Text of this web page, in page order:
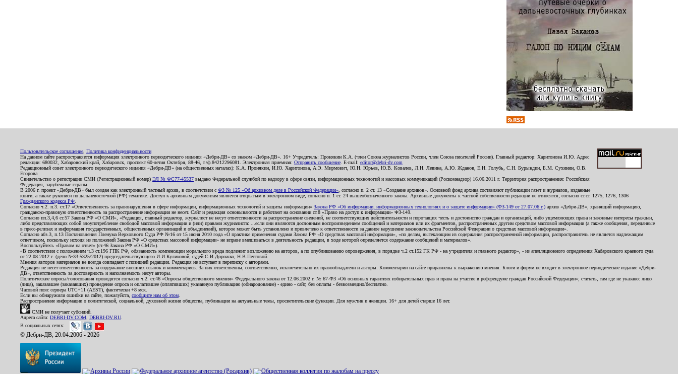
Пользовательское соглашение Политика конфиденциальности
На данном сайте распространяется информация электронного периодического издания «Дебри-ДВ» со знаком «Дебри-ДВ». 16+ Учредитель: Пронякин К.А. (член Союза журналистов России, член Союза писателей России). Главный редактор: Харитонова И.Ю. Адрес
редакции: 680032, Хабаровский край, Хабаровск, проспект 60-летия Октября, 88-46, т./ф.84212296081. Электронная приемная: Отправить сообщение . E-mail: editor@debri-dv.com
Редакционный совет электронного периодического издания «Дебри-ДВ» (на общественных началах): К.А. Пронякин, И.Ю. Харитонова, А.Э. Мирмович, Ю.Н. Юрьев, Ю.В. Ковалев, Л.Н. Левина, А.Ю. Жданов, Е.Н. Голубь, С.Н. Бурындин, Б.М. Сухинин, О.В.
Егорова
Свидетельство о регистрации СМИ (Регистрационный номер) ЭЛ № ФС77-45537 выдано Федеральной службой по надзору в сфере связи, информационных технологий и массовых коммуникаций (Роскомнадзор) 16.06.2011 г. Территория распространения: Российская
Федерация, зарубежные страны.
В 2006 г. проект «Дебри-ДВ» был создан как электронный частный архив, в соответствии с ФЗ № 125 «Об архивном деле в Российской Федерации» , согласно п. 2 ст. 13 «Создание архивов». Основной фонд архива составляют публикации газет и журналов, изданные
книги, а также рукописи по дальневосточной (РФ) тематике. Доступ к архивным документам является открытым в электронном виде, согласно п. 1 ст. 24 вышеобозначенного закона. Архивные документы к частной собственности редакции не относятся, согласно ст.ст. 1275, 1276, 1306
Гражданского кодекса РФ
Согласно ч.2. п.3. ст.17 «Ответственность за правонарушения в сфере информации, информационных технологий и защиты информации» Закона РФ «Об информации, информационных технологиях и о защите информации» (ФЗ-149 от 27.07.06 г.) архив «Дебри-ДВ», хранящий информацию,
гражданско-правовую ответственность за распространение информации не несет. Сайт и редакция основываются и работают на основании ст.8 «Право на доступ к информации» ФЗ-149.
Согласно пп.3,4,6 ст.57 Закона РФ «О СМИ», «Редакция, главный редактор, журналист не несут ответственности за распространение сведений, не соответствующих действительности и порочащих честь и достоинство граждан и организаций, либо ущемляющих права и законные интересы граждан,
либо представляющих собой злоупотребление свободой массовой информации и (или) правами журналиста: ...если они являются дословным воспроизведением сообщений и материалов или их фрагментов, распространенных другим средством массовой информации (а также сообщения, переданные
в пресс-релизах и информация государственных, общественных организаций и объединений), которое может быть установлено и привлечено к ответственности за данное нарушение законодательства Российской Федерации о средствах массовой информации».
Согласно абз.3, п.13 Постановления Пленума Верховного Суда РФ №16 от 15 июня 2010 года «О практике применения судами Закона РФ «О средствах массовой информации», «по делам, вытекающим из содержания распространенной информации, распространитель не является надлежащим
ответчиком, поскольку исходя из положений Закона РФ «О средствах массовой информации» не вправе вмешиваться в деятельность редакции, в ходе которой определяется содержание сообщений и материалов».
Воспользуйтесь «Правом на ответ» (ст.46 Закона РФ «О СМИ»).
«В соответствии с положением ч.3 ст.196 ГПК РФ, обязанность компенсации морального вреда подлежит возложению на авторов, а по опубликованию опровержения, в порядке ч.2 ст.152 ГК РФ - на учредителя и главного редактор», - из апелляционного определения Хабаровского краевого суда
от 22.08.2012 г. (дело №33-5325/2012) председательствующего И.И.Куликовой, судей С.И.Дорожко, Н.В.Пестовой.
Мнения авторов материалов не всегда совпадают с позицией редакции. Редакция не вступает в переписку с авторами.
Редакция не несет ответственность за содержание внешних ссылок и комментариев. За них ответственны, соответственно, исключительно их правообладатели и авторы. Комментарии на сайте приравнены к выражению мнения. Блоги и форум не входят в электронное периодическое издание «Дебри-
ДВ», ответственность за достоверность и наполняемость несут авторы.
Политические опросы/голосования проводятся согласно ч.2. ст.46 «Опросы общественного мнения» Федерального закона от 12.06.2002 г. № 67-ФЗ «Об основных гарантиях избирательных прав и права на участие в референдуме граждан Российской Федерации»; считать, там где не указано: лицо
(лица), заказавшее (заказавших) проведение опроса и оплатившее (оплативших) указанную публикацию (обнародование) - едино - сайт, без оплаты - безвозмездно/бесплатно.
Часовой пояс сервера UTC+11 (AEST), фактически +8 мск.
Если вы обнаружили ошибки на сайте, пожалуйста, сообщите нам об этом
Распространение информации о политической, социальной, духовной жизни общества, публикации на актуальные темы, просветительские функции. Для мужчин и женщин. 16+ для детей старше 16 лет.
СМИ не получает субсидий.
Адреса сайта: DEBRI-DV.COM DEBRI-DV.RU
В социальных сетях:
© Дебри-ДВ, 20.04.2006 - 2026